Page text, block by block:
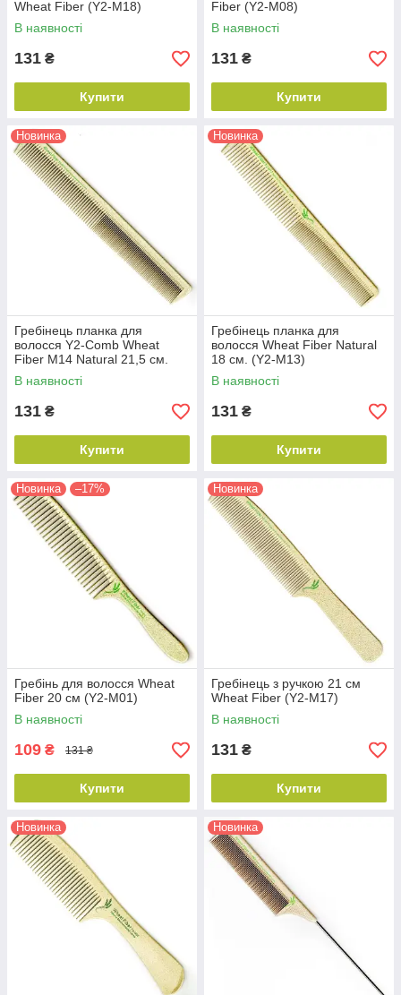
Wheat Fiber (Y2-M18)
В наявності
131 ₴
Купити
Fiber (Y2-M08)
В наявності
131 ₴
Купити
Новинка
Гребінець планка для
волосся Y2-Comb Wheat
Fiber M14 Natural 21,5 см.
В наявності
131 ₴
Купити
Новинка
Гребінець планка для
волосся Wheat Fiber Natural
18 см. (Y2-M13)
В наявності
131 ₴
Купити
Новинка –17%
Гребінь для волосся Wheat
Fiber 20 см (Y2-M01)
В наявності
109 ₴ 131 ₴
Купити
Новинка
Гребінець з ручкою 21 см
Wheat Fiber (Y2-M17)
В наявності
131 ₴
Купити
Новинка Новинка